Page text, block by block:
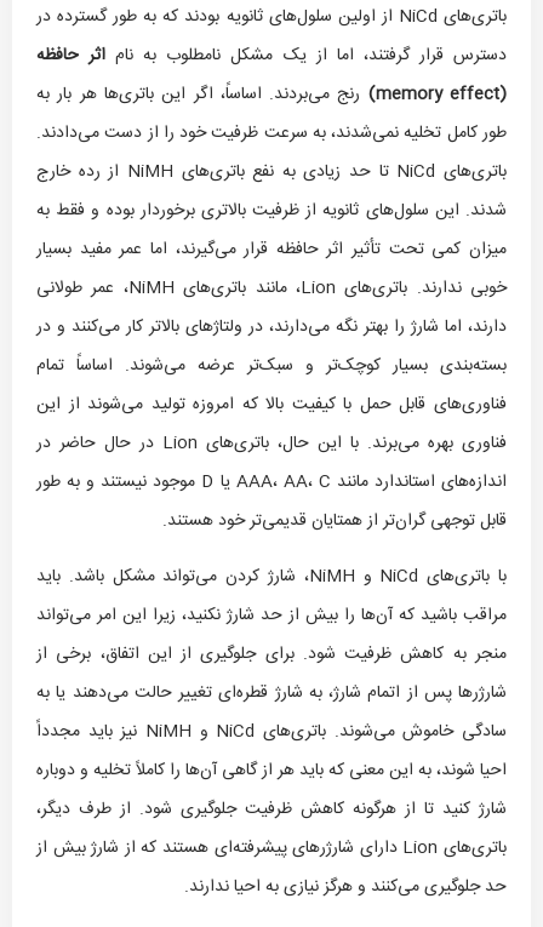
باتری‌های NiCd از اولین سلول‌های ثانویه بودند که به طور گسترده در
دسترس قرار گرفتند، اما از یک مشکل نامطلوب به نام اثر حافظه
(
memory effect
) رنج می‌بردند. اساساً، اگر این باتری‌ها هر بار به
طور کامل تخلیه نمی‌شدند، به سرعت ظرفیت خود را از دست می‌دادند.
باتری‌های NiCd تا حد زیادی به نفع باتری‌های NiMH از رده خارج
شدند. این سلول‌های ثانویه از ظرفیت بالاتری برخوردار بوده و فقط به
میزان کمی تحت تأثیر اثر حافظه قرار می‌گیرند، اما عمر مفید بسیار
خوبی ندارند. باتری‌های Lion، مانند باتری‌های NiMH، عمر طولانی
دارند، اما شارژ را بهتر نگه می‌دارند، در ولتاژهای بالاتر کار می‌کنند و در
بسته‌بندی بسیار کوچک‌تر و سبک‌تر عرضه می‌شوند. اساساً تمام
فناوری‌های قابل حمل با کیفیت بالا که امروزه تولید می‌شوند از این
فناوری بهره می‌برند. با این حال، باتری‌های Lion در حال حاضر در
اندازه‌های استاندارد مانند AAA، AA، C یا D موجود نیستند و به طور
قابل توجهی گران‌تر از همتایان قدیمی‌تر خود هستند.
با باتری‌های NiCd و NiMH، شارژ کردن می‌تواند مشکل باشد. باید
مراقب باشید که آن‌ها را بیش از حد شارژ نکنید، زیرا این امر می‌تواند
منجر به کاهش ظرفیت شود. برای جلوگیری از این اتفاق، برخی از
شارژرها پس از اتمام شارژ، به شارژ قطره‌ای تغییر حالت می‌دهند یا به
سادگی خاموش می‌شوند. باتری‌های NiCd و NiMH نیز باید مجدداً
احیا شوند، به این معنی که باید هر از گاهی آن‌ها را کاملاً تخلیه و دوباره
شارژ کنید تا از هرگونه کاهش ظرفیت جلوگیری شود. از طرف دیگر،
باتری‌های Lion دارای شارژرهای پیشرفته‌ای هستند که از شارژ بیش از
حد جلوگیری می‌کنند و هرگز نیازی به احیا ندارند.